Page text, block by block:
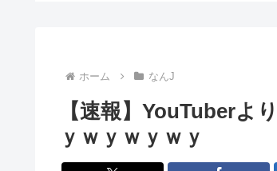
好きな惣菜パンベスト3は?
髭剃りの替え刃って高過ぎじゃね？？
【衝撃画像】昔の『深夜アニメ』が凄
ホーム なんJ
【速報】YouTuberよ
ｙｗｙｗｙｗｙ